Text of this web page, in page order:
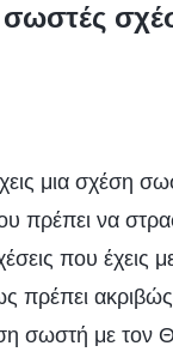
μια σχέση
πρέπει να
που έχεις
πρέπει
σωστή με τον